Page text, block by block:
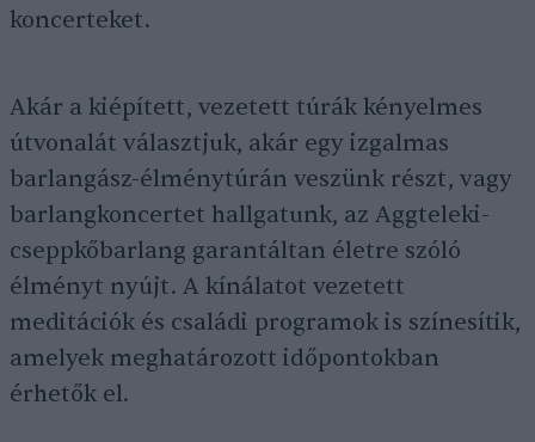
koncerteket.
Akár a kiépített, vezetett túrák kényelmes
útvonalát választjuk, akár egy izgalmas
barlangász-élménytúrán veszünk részt, vagy
barlangkoncertet hallgatunk, az Aggteleki-
cseppkőbarlang garantáltan életre szóló
élményt nyújt. A kínálatot vezetett
meditációk és családi programok is színesítik,
amelyek meghatározott időpontokban
érhetők el.